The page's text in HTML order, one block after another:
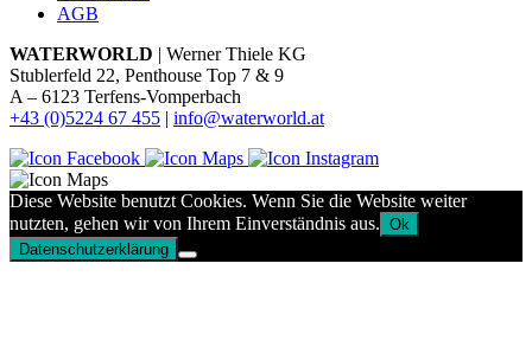
AGB
WATERWORLD | Werner Thiele KG
Stublerfeld 22, Penthouse Top 7 & 9
A – 6123 Terfens-Vomperbach
+43 (0)5224 67 455 | info@waterworld.at
Diese Website benutzt Cookies. Wenn Sie die Website weiter
nutzten, gehen wir von Ihrem Einverständnis aus. Ok
Datenschutzerklärung